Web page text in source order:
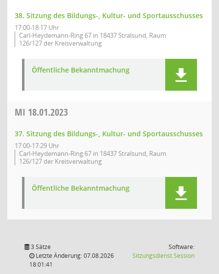
38. Sitzung des Bildungs-, Kultur- und Sportausschusses
17:00-18:17 Uhr
Carl-Heydemann-Ring 67 in 18437 Stralsund, Raum
126/127 der Kreisverwaltung
Öffentliche Bekanntmachung
MI 18.01.2023
37. Sitzung des Bildungs-, Kultur- und Sportausschusses
17:00-17:29 Uhr
Carl-Heydemann-Ring 67 in 18437 Stralsund, Raum
126/127 der Kreisverwaltung
Öffentliche Bekanntmachung
3 Sätze
Letzte Änderung: 07.08.2026
18:01:41
Software:
SitzungsdienstSession(Wird in